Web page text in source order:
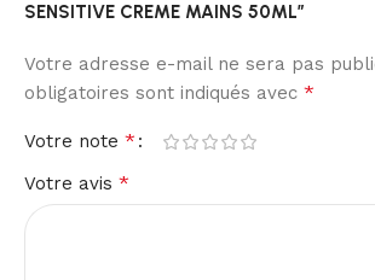
SENSITIVE CREME MAINS 50ML”
Votre adresse e-mail ne sera pas
obligatoires sont indiqués avec *
Votre note *
Votre avis *